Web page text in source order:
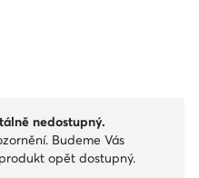
nedostupný.
Budeme Vás
opět dostupný.